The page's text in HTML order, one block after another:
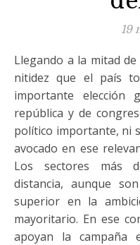
19
Llegando a la mitad de este año se advierte con toda
nitidez que el país
importante elección
república y de
político importante, ni
avocado en ese
Los sectores más
distancia, aunque
superior en la
mayoritario. En ese
apoyan la campaña